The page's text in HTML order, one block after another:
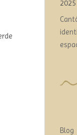
2025
Blog